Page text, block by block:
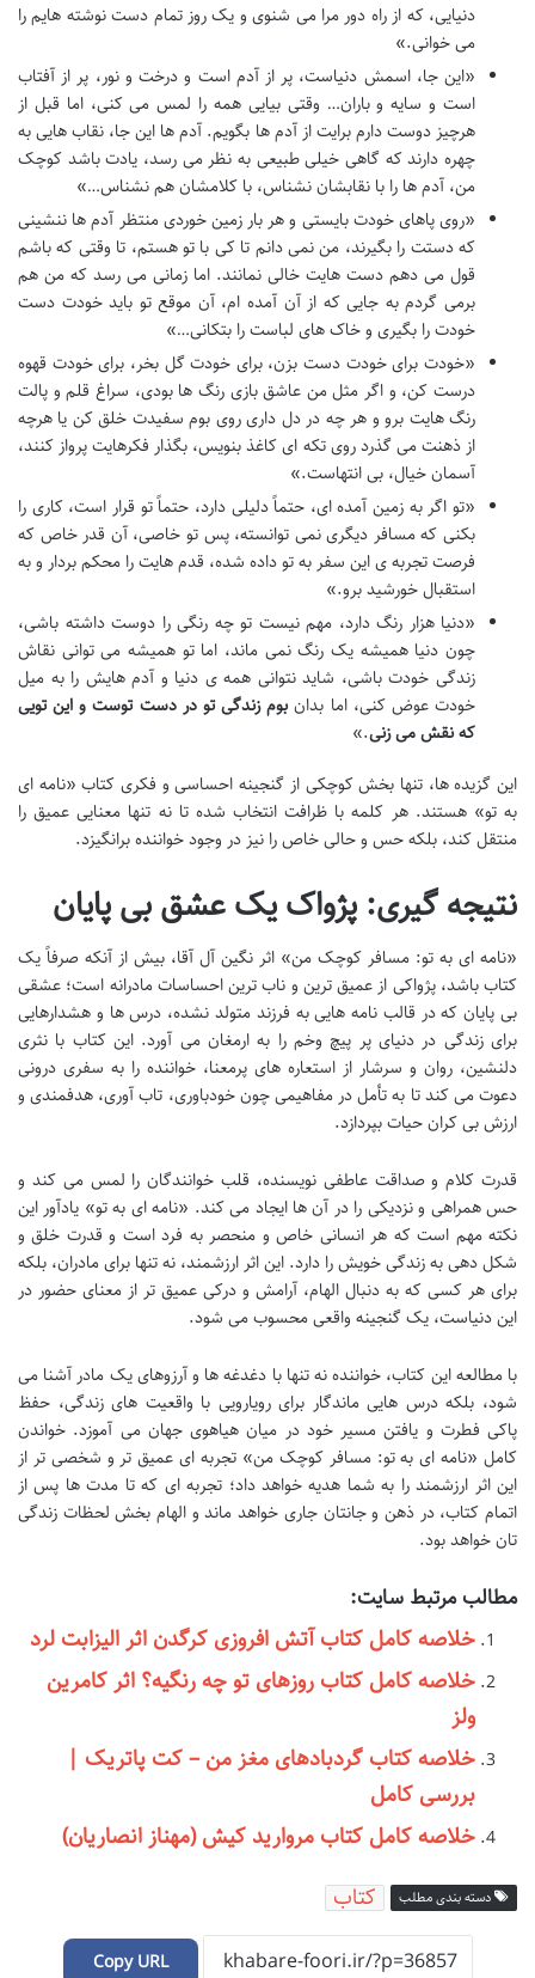
دنیایی، که از راه دور مرا می شنوی و یک روز تمام دست نوشته هایم را
می خوانی.»
«این جا، اسمش دنیاست، پر از آدم است و درخت و نور، پر از آفتاب
است و سایه و باران… وقتی بیایی همه را لمس می کنی، اما قبل از
هرچیز دوست دارم برایت از آدم ها بگویم. آدم ها این جا، نقاب هایی به
چهره دارند که گاهی خیلی طبیعی به نظر می رسد، یادت باشد کوچک
من، آدم ها را با نقابشان نشناس، با کلامشان هم نشناس…»
«روی پاهای خودت بایستی و هر بار زمین خوردی منتظر آدم ها ننشینی
که دستت را بگیرند، من نمی دانم تا کی با تو هستم، تا وقتی که باشم
قول می دهم دست هایت خالی نمانند. اما زمانی می رسد که من هم
برمی گردم به جایی که از آن آمده ام، آن موقع تو باید خودت دست
خودت را بگیری و خاک های لباست را بتکانی…»
«خودت برای خودت دست بزن، برای خودت گل بخر، برای خودت قهوه
درست کن، و اگر مثل من عاشق بازی رنگ ها بودی، سراغ قلم و پالت
رنگ هایت برو و هر چه در دل داری روی بوم سفیدت خلق کن یا هرچه
از ذهنت می گذرد روی تکه ای کاغذ بنویس، بگذار فکرهایت پرواز کنند،
آسمان خیال، بی انتهاست.»
«تو اگر به زمین آمده ای، حتماً دلیلی دارد، حتماً تو قرار است، کاری را
بکنی که مسافر دیگری نمی توانسته، پس تو خاصی، آن قدر خاص که
فرصت تجربه ی این سفر به تو داده شده، قدم هایت را محکم بردار و به
استقبال خورشید برو.»
«دنیا هزار رنگ دارد، مهم نیست تو چه رنگی را دوست داشته باشی،
چون دنیا همیشه یک رنگ نمی ماند، اما تو همیشه می توانی نقاش
زندگی خودت باشی، شاید نتوانی همه ی دنیا و آدم هایش را به میل
خودت عوض کنی، اما بدان بوم زندگی تو در دست توست و این تویی
که نقش می زنی.»
این گزیده ها، تنها بخش کوچکی از گنجینه احساسی و فکری کتاب «نامه ای
به تو» هستند. هر کلمه با ظرافت انتخاب شده تا نه تنها معنایی عمیق را
منتقل کند، بلکه حس و حالی خاص را نیز در وجود خواننده برانگیزد.
نتیجه گیری: پژواک یک عشق بی پایان
«نامه ای به تو: مسافر کوچک من» اثر نگین آل آقا، بیش از آنکه صرفاً یک
کتاب باشد، پژواکی از عمیق ترین و ناب ترین احساسات مادرانه است؛ عشقی
بی پایان که در قالب نامه هایی به فرزند متولد نشده، درس ها و هشدارهایی
برای زندگی در دنیای پر پیچ وخم را به ارمغان می آورد. این کتاب با نثری
دلنشین، روان و سرشار از استعاره های پرمعنا، خواننده را به سفری درونی
دعوت می کند تا به تأمل در مفاهیمی چون خودباوری، تاب آوری، هدفمندی و
ارزش بی کران حیات بپردازد.
قدرت کلام و صداقت عاطفی نویسنده، قلب خوانندگان را لمس می کند و
حس همراهی و نزدیکی را در آن ها ایجاد می کند. «نامه ای به تو» یادآور این
نکته مهم است که هر انسانی خاص و منحصر به فرد است و قدرت خلق و
شکل دهی به زندگی خویش را دارد. این اثر ارزشمند، نه تنها برای مادران، بلکه
برای هر کسی که به دنبال الهام، آرامش و درکی عمیق تر از معنای حضور در
این دنیاست، یک گنجینه واقعی محسوب می شود.
با مطالعه این کتاب، خواننده نه تنها با دغدغه ها و آرزوهای یک مادر آشنا می
شود، بلکه درس هایی ماندگار برای رویارویی با واقعیت های زندگی، حفظ
پاکی فطرت و یافتن مسیر خود در میان هیاهوی جهان می آموزد. خواندن
کامل «نامه ای به تو: مسافر کوچک من» تجربه ای عمیق تر و شخصی تر از
این اثر ارزشمند را به شما هدیه خواهد داد؛ تجربه ای که تا مدت ها پس از
اتمام کتاب، در ذهن و جانتان جاری خواهد ماند و الهام بخش لحظات زندگی
تان خواهد بود.
مطالب مرتبط سایت:
خلاصه کامل کتاب آتش افروزی کرگدن اثر الیزابت لرد
خلاصه کامل کتاب روزهای تو چه رنگیه؟ اثر کامرین
ولز
خلاصه کتاب گردبادهای مغز من – کت پاتریک |
بررسی کامل
خلاصه کامل کتاب مروارید کیش (مهناز انصاریان)
دسته بندی مطلب کتاب
Copy URL